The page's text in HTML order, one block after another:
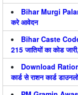
Bihar Murgi
करे आवेदन
Bihar Caste Code
215 जातियों का कोड
Download
कार्ड से राशन कार्ड